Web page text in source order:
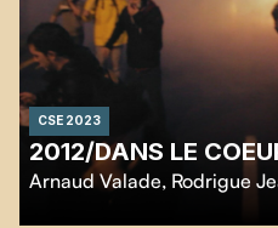
CSE 2023
2012/DANS LE
Arnaud Valade, Rodrigue